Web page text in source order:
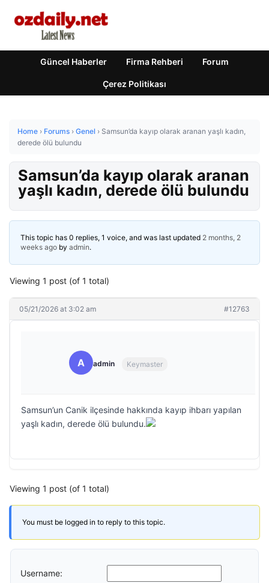
Güncel Haberler Firma Rehberi Forum
Çerez Politikası
Home › Forums › Genel › Samsun’da kayıp olarak aranan yaşlı kadın,
derede ölü bulundu
Samsun’da kayıp olarak aranan
yaşlı kadın, derede ölü bulundu
This topic has 0 replies, 1 voice, and was last updated 2 months, 2
weeks ago by admin.
Viewing 1 post (of 1 total)
05/21/2026 at 3:02 am #12763
A admin Keymaster
Samsun’un Canik ilçesinde hakkında kayıp ihbarı yapılan
yaşlı kadın, derede ölü bulundu.
Viewing 1 post (of 1 total)
You must be logged in to reply to this topic.
Username: